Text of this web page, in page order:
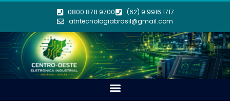
0800 878 9700
(62) 9 9916 1717
atntecnologiabrasil@gmail.com